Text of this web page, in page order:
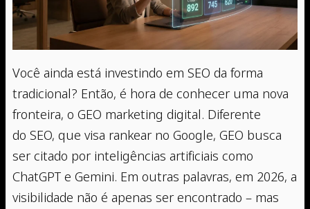
Você ainda está investindo em SEO da forma
tradicional? Então, é hora de conhecer uma nova
fronteira, o GEO marketing digital. Diferente
do SEO, que visa rankear no Google, GEO busca
ser citado por inteligências artificiais como
ChatGPT e Gemini. Em outras palavras, em 2026, a
visibilidade não é apenas ser encontrado – mas